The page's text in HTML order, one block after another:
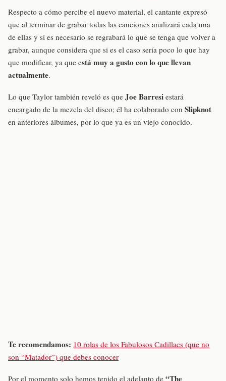
Respecto a cómo percibe el nuevo material, el cantante expresó
que al terminar de grabar todas las canciones analizará cada una
de ellas y si es necesario se regrabará lo que se tenga que volver a
grabar, aunque considera que si es el caso sería poco lo que hay
que modificar, ya que está muy a gusto con lo que llevan
actualmente.
Lo que Taylor también reveló es que Joe Barresi estará
encargado de la mezcla del disco; él ha colaborado con Slipknot
en anteriores álbumes, por lo que ya es un viejo conocido.
Te recomendamos: 10 rolas de los Fabulosos Cadillacs (que no
son “Matador”) que debes conocer
Por el momento solo hemos tenido el adelanto de “The